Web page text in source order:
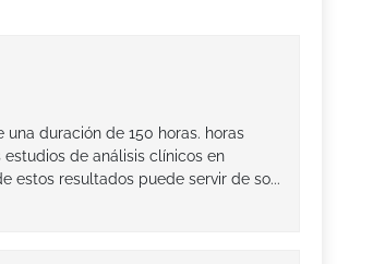
duración de 150 horas. horas
de análisis clínicos en
estos resultados puede servir de so...